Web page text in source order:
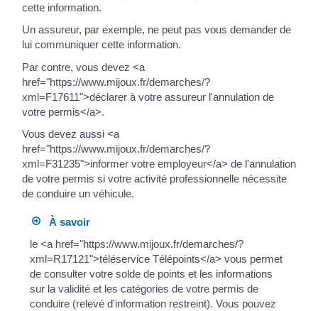
cette information.
Un assureur, par exemple, ne peut pas vous demander de
lui communiquer cette information.
Par contre, vous devez <a
href="https://www.mijoux.fr/demarches/?
xml=F17611">déclarer à votre assureur l'annulation de
votre permis</a>.
Vous devez aussi <a
href="https://www.mijoux.fr/demarches/?
xml=F31235">informer votre employeur</a> de l'annulation
de votre permis si votre activité professionnelle nécessite
de conduire un véhicule.
À savoir
le <a href="https://www.mijoux.fr/demarches/?
xml=R17121">téléservice Télépoints</a> vous permet
de consulter votre solde de points et les informations
sur la validité et les catégories de votre permis de
conduire (relevé d'information restreint). Vous pouvez